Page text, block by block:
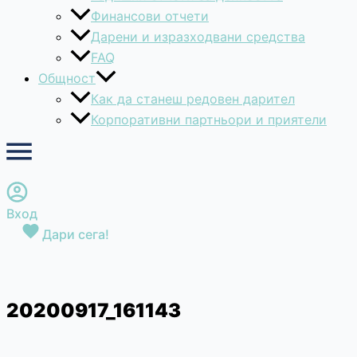
Финансови отчети
Дарени и изразходвани средства
FAQ
Общност
Как да станеш редовен дарител
Корпоративни партньори и приятели
Вход
Дари сега!
20200917_161143